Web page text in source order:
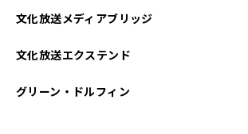
文化放送メディアブリッジ
文化放送エクステンド
グリーン・ドルフィン